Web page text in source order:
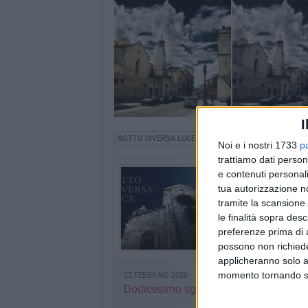
Noi e i nostri 1733
trattiamo dati
e contenuti
tua autorizzazione
tramite la
le finalità sopra
preferenze prima di
possono non
applicheranno solo
momento tornando
SOTTO DIVERSA LUCE
Sotto Diversa
I veri monumenti
INDICE RUBRICA
22 FEBBRAIO 2020
Dodicesimo sguardo